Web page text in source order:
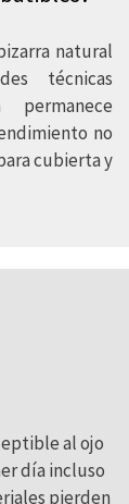
otrosnatural
técnicas
no
cubierta y
al ojo
día incluso
pierden